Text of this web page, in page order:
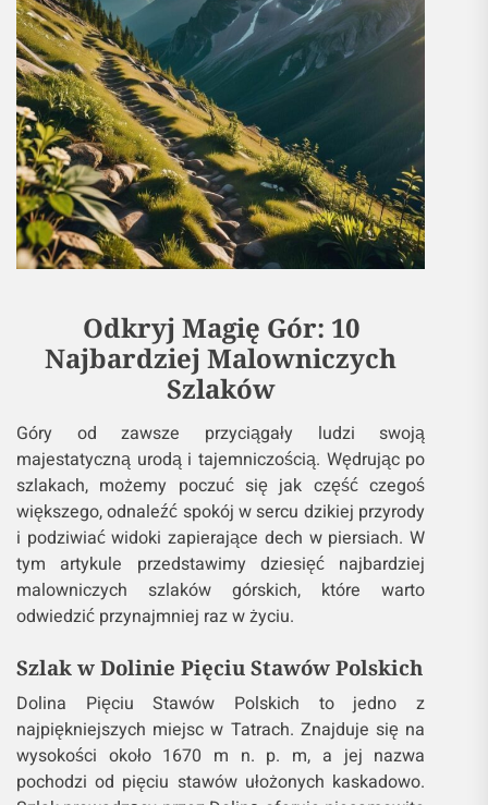
Odkryj Magię Gór: 10
Najbardziej Malowniczych
Szlaków
Góry od zawsze przyciągały ludzi swoją
majestatyczną urodą i tajemniczością. Wędrując po
szlakach, możemy poczuć się jak część czegoś
większego, odnaleźć spokój w sercu dzikiej przyrody
i podziwiać widoki zapierające dech w piersiach. W
tym artykule przedstawimy dziesięć najbardziej
malowniczych szlaków górskich, które warto
odwiedzić przynajmniej raz w życiu.
Szlak w Dolinie Pięciu Stawów Polskich
Dolina Pięciu Stawów Polskich to jedno z
najpiękniejszych miejsc w Tatrach. Znajduje się na
wysokości około 1670 m n. p. m, a jej nazwa
pochodzi od pięciu stawów ułożonych kaskadowo.